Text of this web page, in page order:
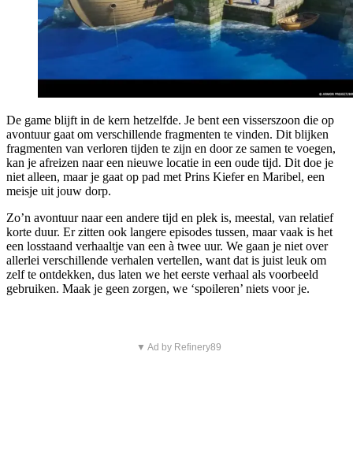
De game blijft in de kern hetzelfde. Je bent een visserszoon die op
avontuur gaat om verschillende fragmenten te vinden. Dit blijken
fragmenten van verloren tijden te zijn en door ze samen te voegen,
kan je afreizen naar een nieuwe locatie in een oude tijd. Dit doe je
niet alleen, maar je gaat op pad met Prins Kiefer en Maribel, een
meisje uit jouw dorp.
Zo’n avontuur naar een andere tijd en plek is, meestal, van relatief
korte duur. Er zitten ook langere episodes tussen, maar vaak is het
een losstaand verhaaltje van een à twee uur. We gaan je niet over
allerlei verschillende verhalen vertellen, want dat is juist leuk om
zelf te ontdekken, dus laten we het eerste verhaal als voorbeeld
gebruiken. Maak je geen zorgen, we ‘spoileren’ niets voor je.
▼ Ad by Refinery89